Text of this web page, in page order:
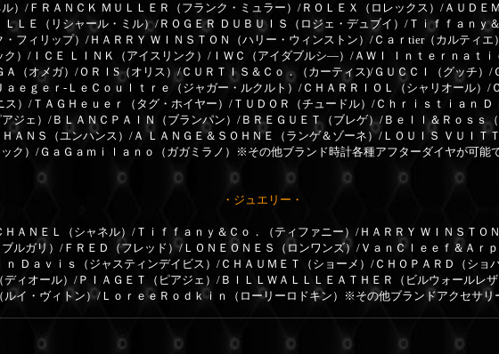
）/ＦＲＡＮＣＫ ＭＵＬＬＥＲ（フランク・ミュラー）/ＲＯＬＥＸ（ロレックス）/ＡＵＤＥ
ＬＥ（リシャール・ミル）/ＲＯＧＥＲ ＤＵＢＵＩＳ（ロジェ・デュブイ）/Ｔｉｆｆａｎｙ
フィリップ）/ＨＡＲＲＹ ＷＩＮＳＴＯＮ（ハリー・ウィンストン）/Ｃａｒtier（カルティ
）/ＩＣＥ ＬＩＮＫ（アイスリンク）/ＩＷＣ（アイダブルシ―）/ＡＷＩ Ｉｎｔｅｒｎａｔ
（オメガ）/ＯＲＩS（オリス）/ＣＵＲＴＩＳ＆Ｃｏ．（カーティス)/ＧＵＣＣＩ（グッチ）
ａｅｇｅｒ-ＬｅＣｏｕｌｔｒｅ（ジャガー・ルクルト）/ＣＨＡＲＲＩＯＬ（シャリオール）
）/ＴＡＧＨｅｕｅｒ（タグ・ホイヤー）/ＴＵＤＯＲ（チュードル）/Ｃｈｒｉｓｔｉａｎ
ジェ）/ＢＬＡＮＣＰＡＩＮ（ブランパン）/ＢＲＥＧＵＥＴ（ブレゲ）/Ｂｅｌｌ＆Ｒｏｓｓ
ＡＮＳ（ユンハンス）/Ａ ＬＡＮＧＥ＆ＳＯＨＮＥ（ランゲ＆ゾーネ）/ＬＯＵＩＳ ＶＵＩＴ
ク）/ＧａＧａｍｉｌａｎｏ（ガガミラノ）※その他ブランド時計各種アフターダイヤが可能で
・ジュエリー・
ＡＮＥＬ（シャネル）/Ｔｉｆｆａｎｙ＆Ｃｏ．（ティファニー）/ＨＡＲＲＹ ＷＩＮＳＴＯ
ルガリ）/ＦＲＥＤ（フレッド）/ＬＯＮＥＯＮＥＳ（ロンワンズ）/ＶａｎＣｌｅｅｆ＆Ａｒ
ｎ Ｄａｖｉｓ（ジャスティンデイビス）/ＣＨＡＵＭＥＴ（ショーメ）/ＣＨＯＰＡＲＤ（シ
ディオール）/ＰＩＡＧＥＴ（ピアジェ）/ＢＩＬＬＷＡＬＬＬＥＡＴＨＥＲ（ビルウォールレ
イ・ヴィトン）/ＬｏｒｅｅＲｏｄｋｉｎ（ローリーロドキン）※その他ブランドアクセサ